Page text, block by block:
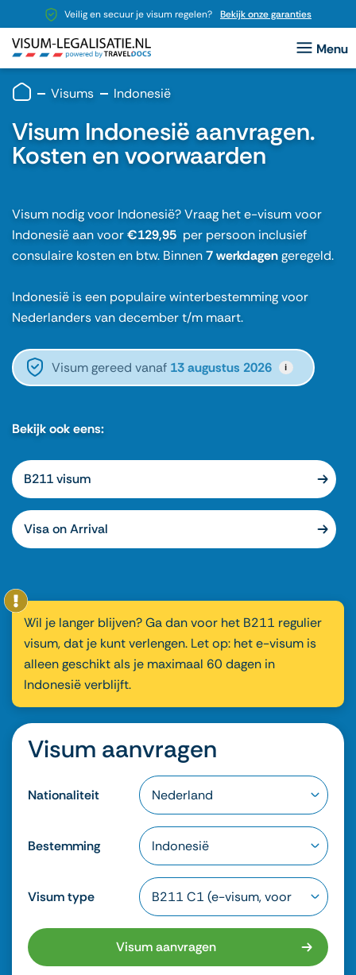
Veilig en secuur je visum regelen? Bekijk onze garanties
Visums Indonesië
Visum Indonesië aanvragen.
Kosten en voorwaarden
Visum nodig voor Indonesië? Vraag het e-visum voor
Indonesië aan voor€129,95 per persoon inclusief
consulaire kosten en btw. Binnen7 werkdagengeregeld.
Indonesië is een populaire winterbestemming voor
Nederlanders van december t/m maart.
Visum gereed vanaf 13 augustus 2026 i
Bekijk ook eens:
B211 visum
Visa on Arrival
Wil je langer blijven? Ga dan voor het B211 regulier
visum, dat je kunt verlengen. Let op: het e-visum is
alleen geschikt als je maximaal 60 dagen in
Indonesië verblijft.
Visum aanvragen
Nationaliteit
Bestemming
Visum type
Visum aanvragen